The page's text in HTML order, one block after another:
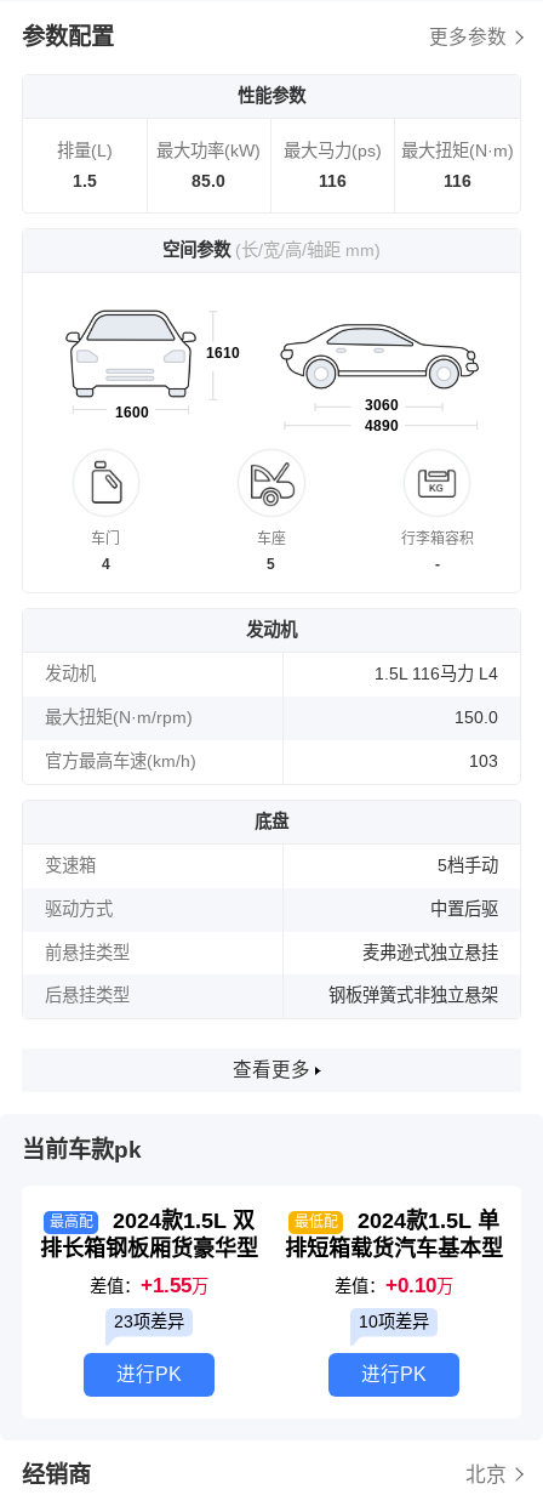
参数配置 更多参数
性能参数
排量(L)
1.5
最大功率(kW)
85.0
最大马力(ps)
116
最大扭矩(N·m)
116
空间参数 (长/宽/高/轴距 mm)
1600
1610
4890
3060
车门
4
车座
5
行李箱容积
-
发动机
发动机 1.5L 116马力 L4
最大扭矩(N·m/rpm) 150.0
官方最高车速(km/h) 103
底盘
变速箱 5档手动
驱动方式 中置后驱
前悬挂类型 麦弗逊式独立悬挂
后悬挂类型 钢板弹簧式非独立悬架
查看更多
当前车款pk
最高配
2024款1.5L 双
排长箱钢板厢货豪华型
差值：+1.55万
23项差异
进行PK
最低配
2024款1.5L 单
排短箱载货汽车基本型
差值： +0.10万
10项差异
进行PK
经销商 北京